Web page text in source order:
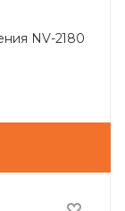
NV-2180